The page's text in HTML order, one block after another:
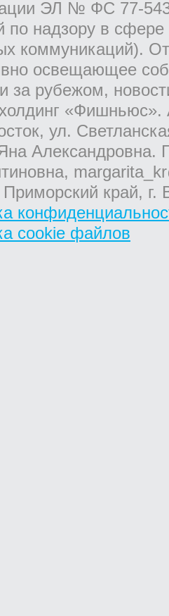
ЭЛ № ФС 77-
по надзору в
коммуникаций).
освещающее
за рубежом,
«Фишньюс».
ул.
Александровна.
край,
cookie файлов